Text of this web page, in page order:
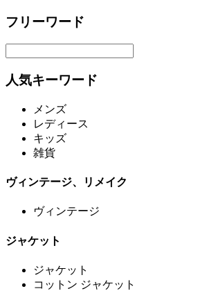
フリーワード
人気キーワード
メンズ
レディース
キッズ
雑貨
ヴィンテージ、リメイク
ヴィンテージ
ジャケット
ジャケット
コットン ジャケット